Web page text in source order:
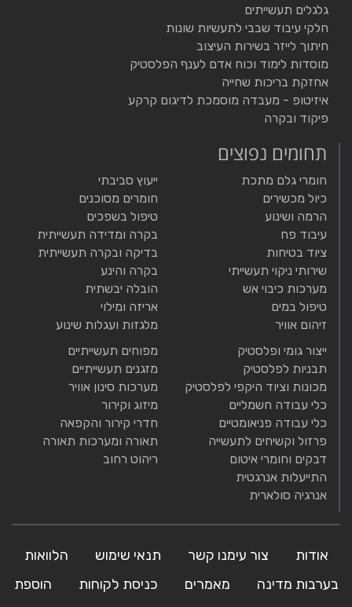
גלגלים תעשייתים
חלקי עיבוד שבבי לתעשיות שונות
חיתוך לייזר בשירות העיצוב
מוסדות לימוד וכוח אדם לענף הפלסטיק
אחזקת בריכות שחייה
איזיטופ - מעבדה מוסמכת לדיגום קרקע
פיקוד ובקרה
תחומים נפוצים
חומרי גלם מתכת
כיול מכשירים
הרמה ושינוע
עיבוד פח
ציוד בטיחות
שירותי ניקוי תעשייתי
מערכות כיבוי אש
טיפול במים
זיהום אוויר
ייעוץ סביבתי
חומרים מסוכנים
טיפול בשפכים
בקרה ומדידה תעשייתית
בדיקה ובקרה תעשייתית
בקרה והינע
הובלה יבשתית
אריזה ומילוי
מלגזות ועגלות שינוע
ייצור גומי ופלסטיק
תבניות לפלסטיק
מכונות וציוד היקפי לפלסטיק
כלי עבודה חשמליים
כלי עבודה פניאומטיים
פרזול וקשיחים לתעשייה
דבקים וחומרי איטום
התייעלות אנרגטית
אנרגיה סולארית
מפוחים תעשייתיים
מזגנים תעשייתיים
מערכות סינון אוויר
מיזוג וקירור
חדרי קירור והקפאה
תאורה ומערכות תאורה
ריהוט רחוב
אודות צור עימנו קשר תנאי שימוש
הלוואות
בערבות מדינה
מאמרים כניסת לקוחות
הוספת